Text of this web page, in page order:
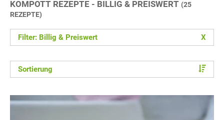
KOMPOTT REZEPTE - BILLIG & PREISWERT (25
REZEPTE)
Filter: Billig & Preiswert X
Sortierung